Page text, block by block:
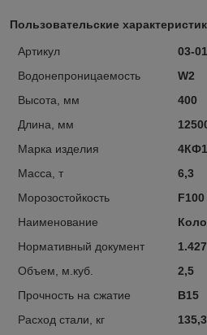
Пользовательские
Артикул
03-
Водонепроницаемость
W2
Высота, мм
400
Длина, мм
Марка изделия
Масса, т
6,3
Морозостойкость
F100
Наименование
Нормативный документ
Объем, м.куб.
2,5
Прочность на сжатие
В15
Расход стали, кг
135,3